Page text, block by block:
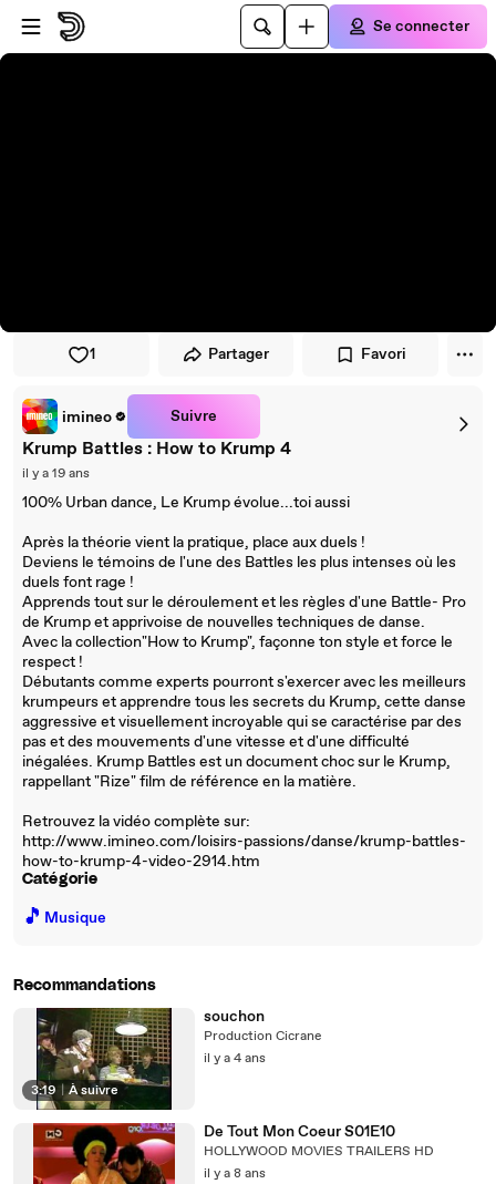
Passer au player
Passer au contenu principal
Se connecter
1 Partager Favori
imineo Suivre
Krump Battles : How to Krump 4
il y a 19 ans
100% Urban dance, Le Krump évolue...toi aussi
Après la théorie vient la pratique, place aux duels !
Deviens le témoins de l'une des Battles les plus intenses où les
duels font rage !
Apprends tout sur le déroulement et les règles d'une Battle- Pro
de Krump et apprivoise de nouvelles techniques de danse.
Avec la collection"How to Krump", façonne ton style et force le
respect !
Débutants comme experts pourront s'exercer avec les meilleurs
krumpeurs et apprendre tous les secrets du Krump, cette danse
aggressive et visuellement incroyable qui se caractérise par des
pas et des mouvements d'une vitesse et d'une difficulté
inégalées. Krump Battles est un document choc sur le Krump,
rappellant "Rize" film de référence en la matière.
Retrouvez la vidéo complète sur:
http://www.imineo.com/loisirs-passions/danse/krump-battles-
how-to-krump-4-video-2914.htm
Catégorie
🎵 Musique
Recommandations
3:19 À suivre
souchon
Production Cicrane
il y a 4 ans
De Tout Mon Coeur S01E10
HOLLYWOOD MOVIES TRAILERS HD
il y a 8 ans